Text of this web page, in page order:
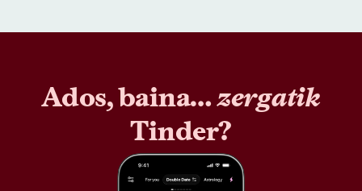
Ados, baina…zergatik
Tinder?